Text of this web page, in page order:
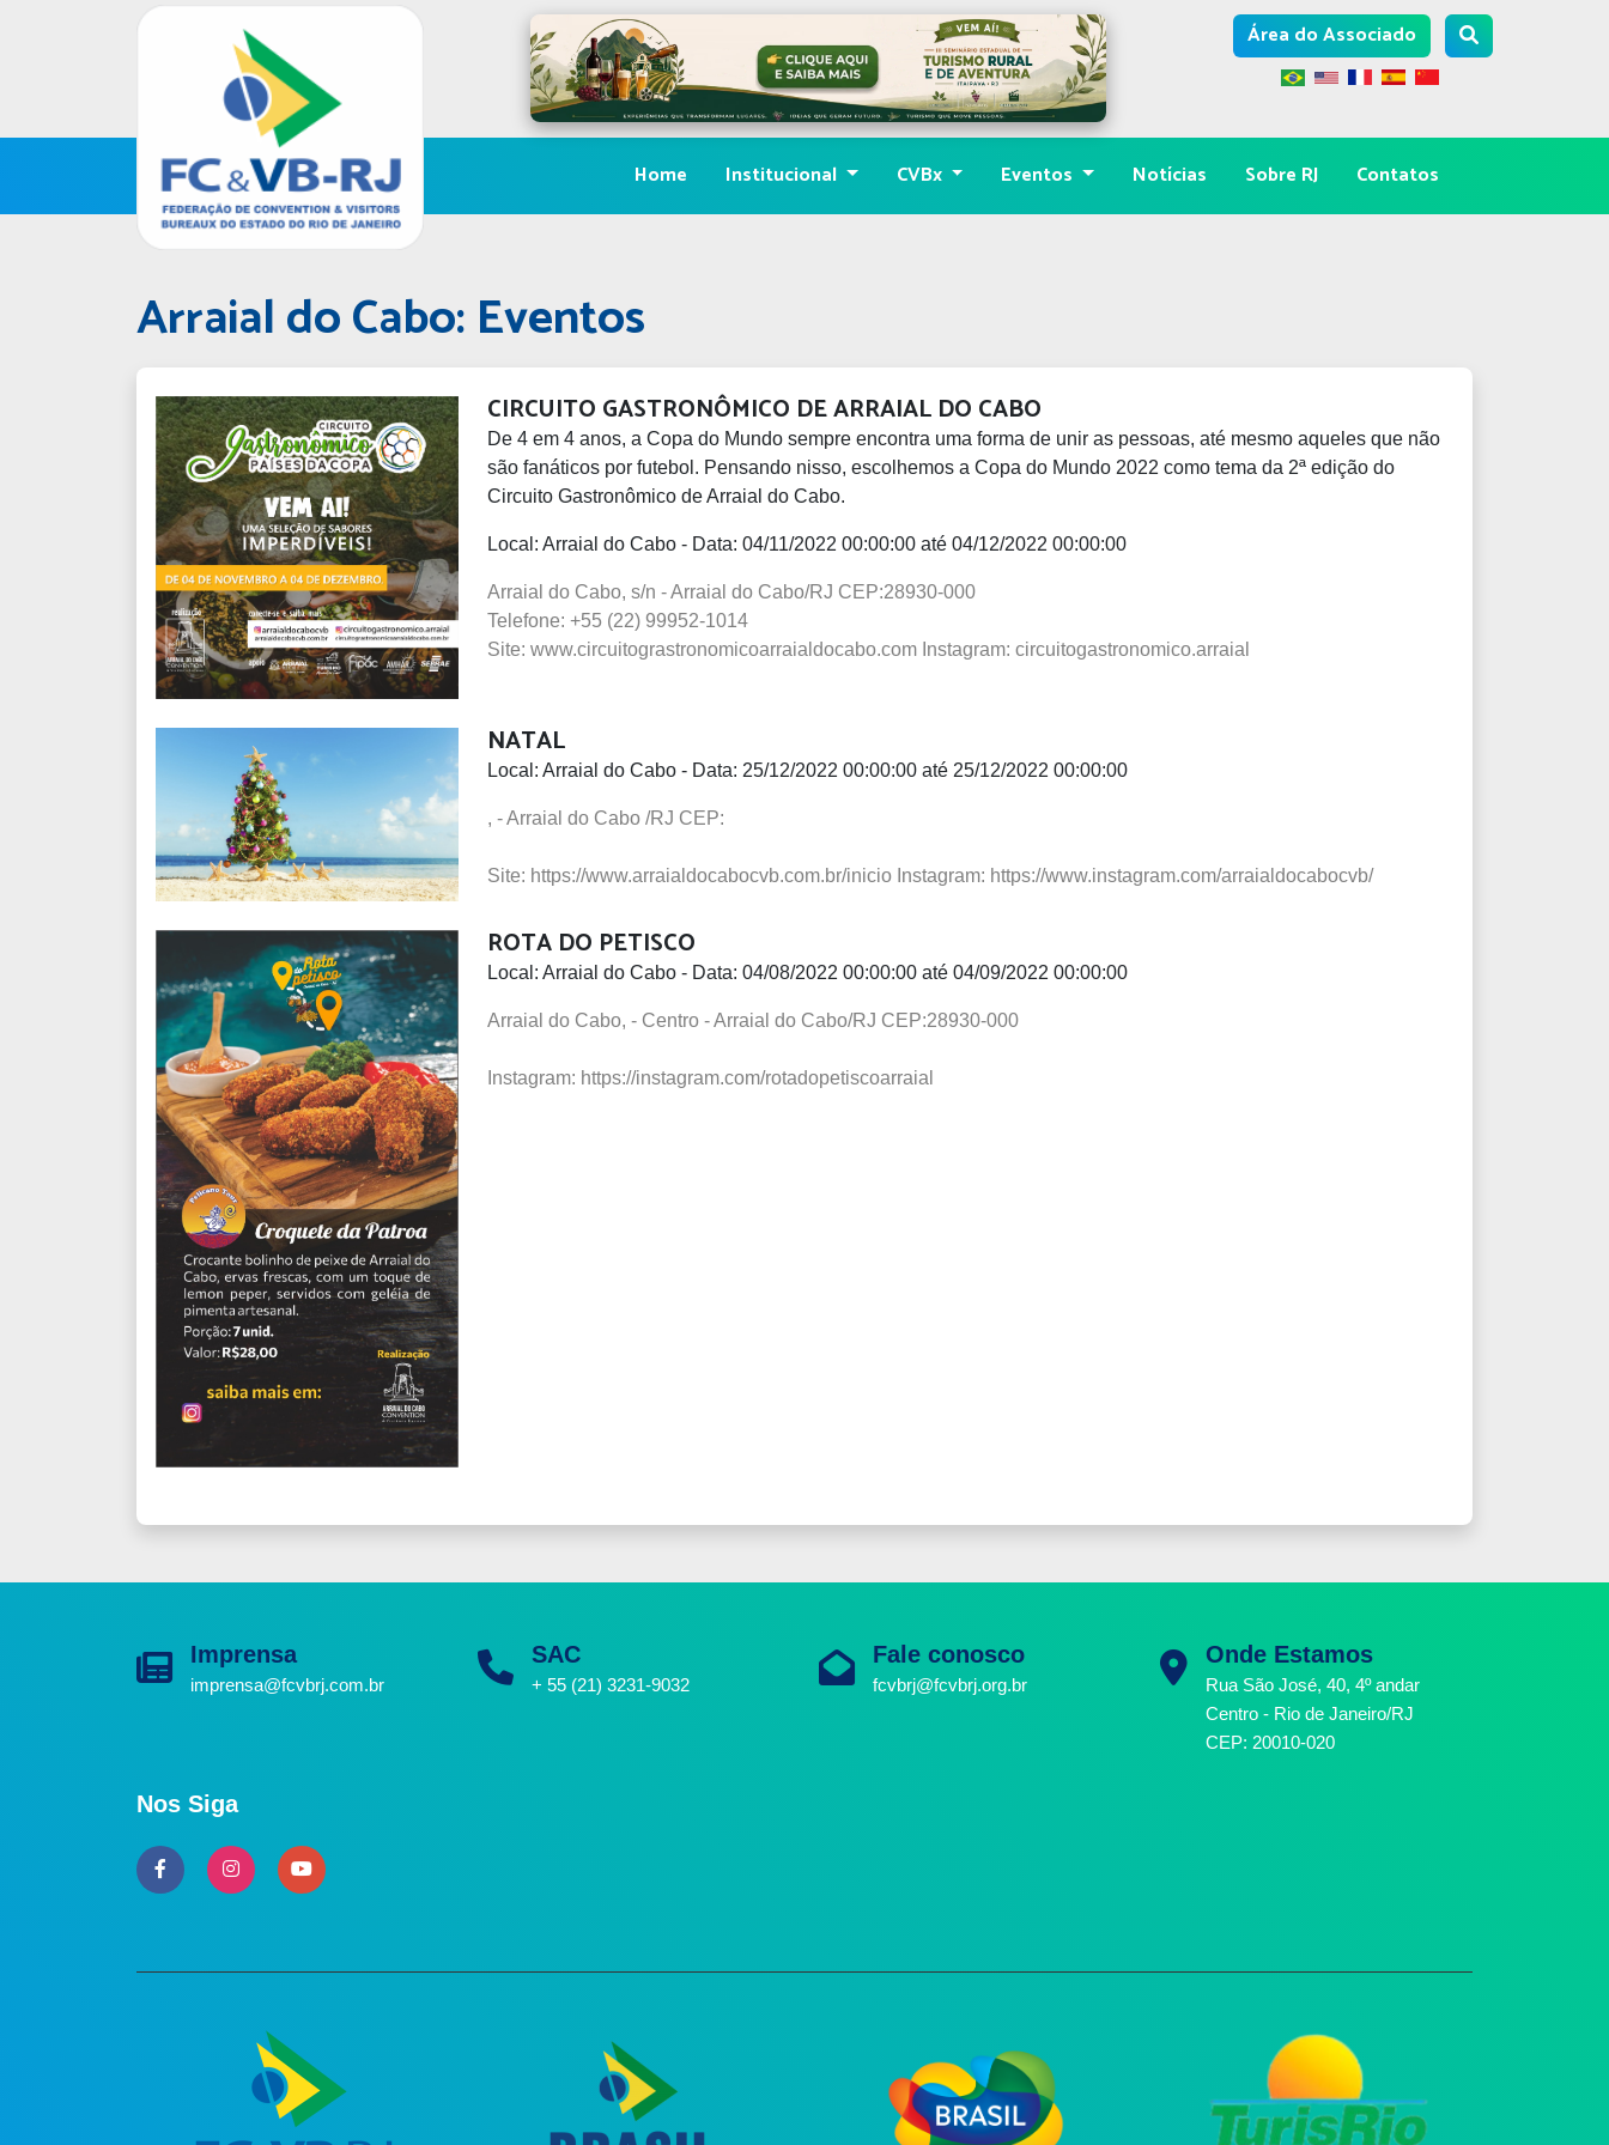
Área do Associado
Home Institucional CVBx Eventos Notícias Sobre RJ Contatos
Arraial do Cabo: Eventos
CIRCUITO GASTRONÔMICO DE ARRAIAL DO CABO
De 4 em 4 anos, a Copa do Mundo sempre encontra uma forma de unir as pessoas, até mesmo aqueles que não
são fanáticos por futebol. Pensando nisso, escolhemos a Copa do Mundo 2022 como tema da 2ª edição do
Circuito Gastronômico de Arraial do Cabo.
Local: Arraial do Cabo - Data: 04/11/2022 00:00:00 até 04/12/2022 00:00:00
Arraial do Cabo, s/n - Arraial do Cabo/RJ CEP:28930-000
Telefone: +55 (22) 99952-1014
Site: www.circuitograstronomicoarraialdocabo.com Instagram: circuitogastronomico.arraial
NATAL
Local: Arraial do Cabo - Data: 25/12/2022 00:00:00 até 25/12/2022 00:00:00
, - Arraial do Cabo /RJ CEP:
Site: https://www.arraialdocabocvb.com.br/inicio Instagram: https://www.instagram.com/arraialdocabocvb/
ROTA DO PETISCO
Local: Arraial do Cabo - Data: 04/08/2022 00:00:00 até 04/09/2022 00:00:00
Arraial do Cabo, - Centro - Arraial do Cabo/RJ CEP:28930-000
Instagram: https://instagram.com/rotadopetiscoarraial
Imprensa
imprensa@fcvbrj.com.br
SAC
+ 55 (21) 3231-9032
Fale conosco
fcvbrj@fcvbrj.org.br
Onde Estamos
Rua São José, 40, 4º andar
Centro - Rio de Janeiro/RJ
CEP: 20010-020
Nos Siga